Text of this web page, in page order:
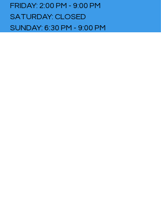
FRIDAY: 2:00 PM - 9:00 PM
SATURDAY: CLOSED
SUNDAY: 6:30 PM - 9:00 PM